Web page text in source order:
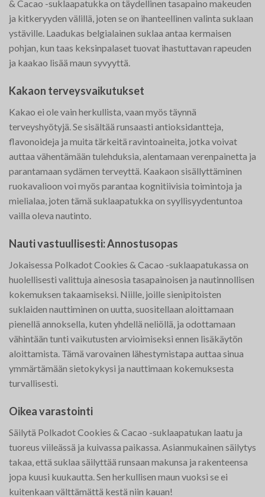
& Cacao -suklaapatukka on täydellinen tasapaino makeuden
ja kitkeryyden välillä, joten se on ihanteellinen valinta suklaan
ystäville. Laadukas belgialainen suklaa antaa kermaisen
pohjan, kun taas keksinpalaset tuovat ihastuttavan rapeuden
ja kaakao lisää maun syvyyttä.
Kakaon terveysvaikutukset
Kakao ei ole vain herkullista, vaan myös täynnä
terveyshyötyjä. Se sisältää runsaasti antioksidantteja,
flavonoideja ja muita tärkeitä ravintoaineita, jotka voivat
auttaa vähentämään tulehduksia, alentamaan verenpainetta ja
parantamaan sydämen terveyttä. Kaakaon sisällyttäminen
ruokavalioon voi myös parantaa kognitiivisia toimintoja ja
mielialaa, joten tämä suklaapatukka on syyllisyydentuntoa
vailla oleva nautinto.
Nauti vastuullisesti: Annostusopas
Jokaisessa Polkadot Cookies & Cacao -suklaapatukassa on
huolellisesti valittuja ainesosia tasapainoisen ja nautinnollisen
kokemuksen takaamiseksi. Niille, joille sienipitoisten
suklaiden nauttiminen on uutta, suositellaan aloittamaan
pienellä annoksella, kuten yhdellä neliöllä, ja odottamaan
vähintään tunti vaikutusten arvioimiseksi ennen lisäkäytön
aloittamista. Tämä varovainen lähestymistapa auttaa sinua
ymmärtämään sietokykysi ja nauttimaan kokemuksesta
turvallisesti.
Oikea varastointi
Säilytä Polkadot Cookies & Cacao -suklaapatukan laatu ja
tuoreus viileässä ja kuivassa paikassa. Asianmukainen säilytys
takaa, että suklaa säilyttää runsaan makunsa ja rakenteensa
jopa kuusi kuukautta. Sen herkullisen maun vuoksi se ei
kuitenkaan välttämättä kestä niin kauan!